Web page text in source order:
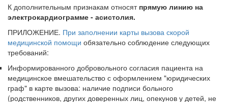
К дополнительным признакам относят прямую линию на
электрокардиог­рамме - асистолия.
ПРИЛОЖЕНИЕ. При заполнении карты вызова скорой
медицинской помощи обязательно соблюдение следующих
требований:
Информированного добровольного согласия пациента на
медицинское вмешательство с оформлением "юридических
граф" в карте вызова: наличие подписи больного
(родственников, других доверенных лиц, опекунов у детей, не